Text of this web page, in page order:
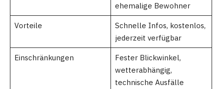
ehemalige Bewohner
Vorteile
Schnelle Infos, kostenlos,
jederzeit verfügbar
Einschränkungen
Fester Blickwinkel,
wetterabhängig,
technische Ausfälle